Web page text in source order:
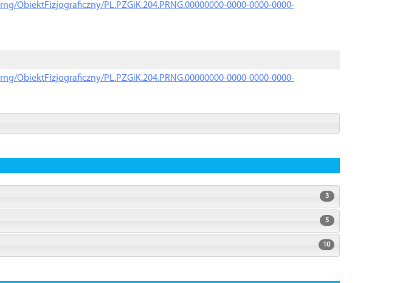
ObiektFizjograficzny/PL.PZGiK.204.PRNG.00000000-0000-0000-0000-
ObiektFizjograficzny/PL.PZGiK.204.PRNG.00000000-0000-0000-0000-
3
5
10